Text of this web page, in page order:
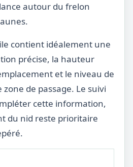
autour du frelon
contient idéalement une
précise, la hauteur
et le niveau de
de passage. Le suivi
cette information,
du nid reste prioritaire